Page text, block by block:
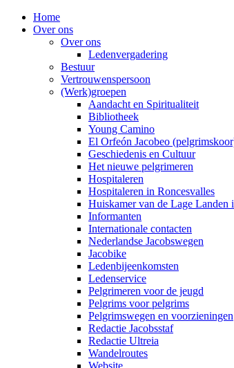
Home
Over ons
Over ons
Ledenvergadering
Bestuur
Vertrouwenspersoon
(Werk)groepen
Aandacht en Spiritualiteit
Bibliotheek
Young Camino
El Orfeón Jacobeo
Geschiedenis en Cultuur
Het nieuwe pelgrimeren
Hospitaleren
Hospitaleren in Roncesvalles
Huiskamer van de Lage Landen
Informanten
Internationale contacten
Nederlandse Jacobswegen
Jacobike
Ledenbijeenkomsten
Ledenservice
Pelgrimeren voor de jeugd
Pelgrims voor pelgrims
Pelgrimswegen en voorzieningen
Redactie Jacobsstaf
Redactie Ultreia
Wandelroutes
Website